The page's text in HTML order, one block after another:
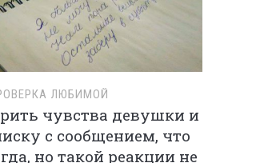
ЛЮБИМОЙ
чувства девушки и
с сообщением, что
но такой реакции не